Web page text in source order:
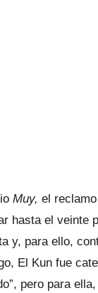
Muy, el
hasta el veinte
y, para ello,
El Kun fue
pero para